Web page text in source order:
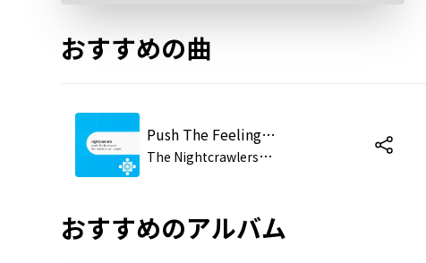
おすすめの曲
Push The Feeling On (Rosabel Dub)
T
he Nightcrawlers; Rosabel
おすすめのアルバム